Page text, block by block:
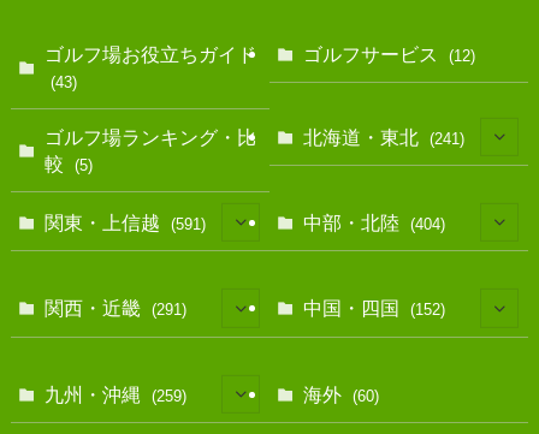
ゴルフ場お役立ちガイド
(43)
ゴルフサービス (12)
ゴルフ場ランキング・比
較
(5)
北海道・東北 (241)
(35)
関東・上信越 (591) 中部・北陸 (404)
関西・近畿 (291) 中国・四国 (152)
九州・沖縄 (259) 海外 (60)